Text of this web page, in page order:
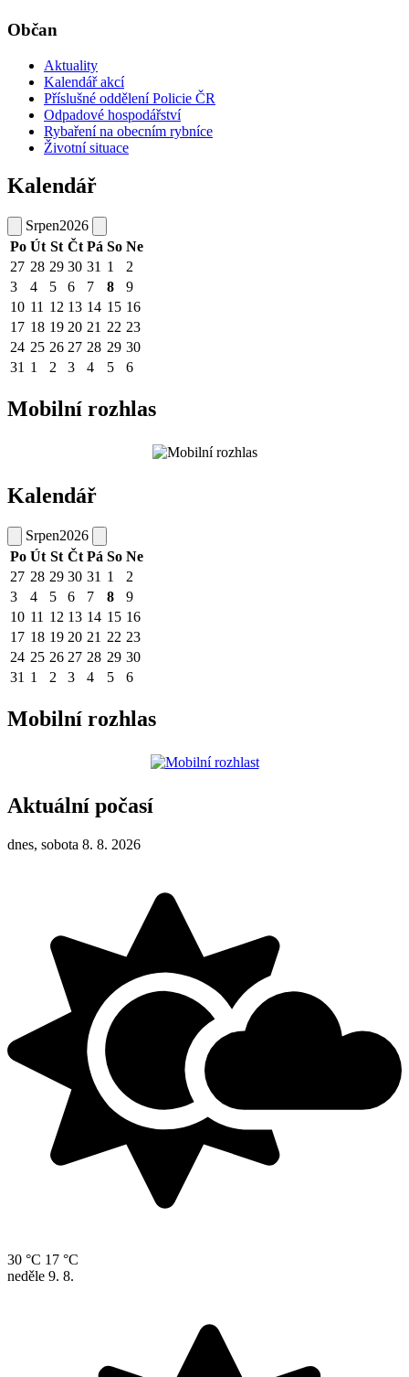
Občan
Aktuality
Kalendář akcí
Příslušné oddělení Policie ČR
Odpadové hospodářství
Rybaření na obecním rybníce
Životní situace
Kalendář
Srpen2026
Po Út St Čt Pá So Ne
27 28 29 30 31 1
2
3
4 5 6 7 8
9
10 11 12 13 14 15 16
17 18 19 20 21 22 23
24 25 26 27 28 29 30
31 1 2 3 4 5 6
Mobilní rozhlas
Kalendář
Srpen2026
Po Út St Čt Pá So Ne
27 28 29 30 31 1
2
3
4 5 6 7 8
9
10 11 12 13 14 15 16
17 18 19 20 21 22 23
24 25 26 27 28 29 30
31 1 2 3 4 5 6
Mobilní rozhlas
Aktuální počasí
dnes, sobota 8. 8. 2026
30 °C 17 °C
neděle 9. 8.